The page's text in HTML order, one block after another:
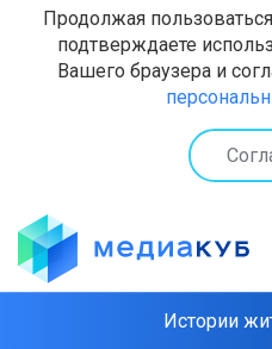
Продолжая
подтверждаете
Вашего браузера и
Истории